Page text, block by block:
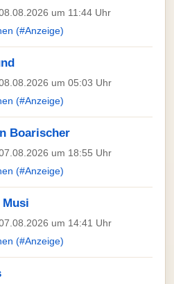
um 11:44 Uhr
(#Anzeige)
um 05:03 Uhr
(#Anzeige)
Boarischer
um 18:55 Uhr
(#Anzeige)
um 14:41 Uhr
(#Anzeige)